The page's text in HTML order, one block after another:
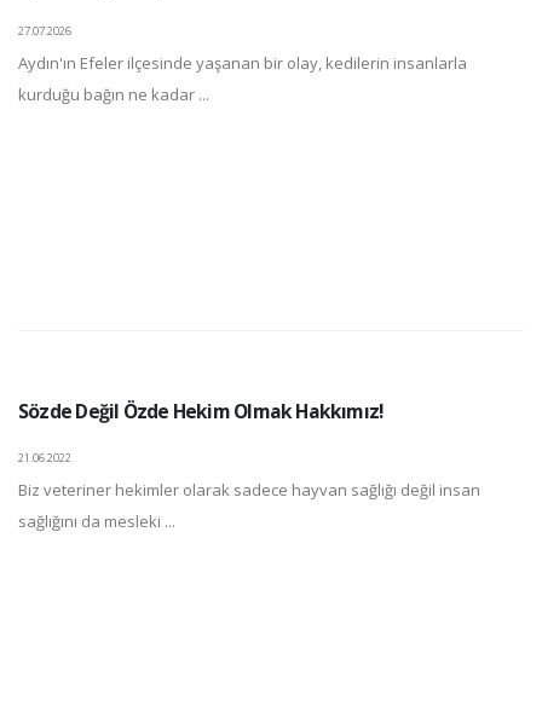
27.07.2026
Aydın'ın Efeler ilçesinde yaşanan bir olay, kedilerin insanlarla
kurduğu bağın ne kadar ...
Sözde Değil Özde Hekim Olmak Hakkımız!
21.06.2022
Biz veteriner hekimler olarak sadece hayvan sağlığı değil insan
sağlığını da mesleki ...